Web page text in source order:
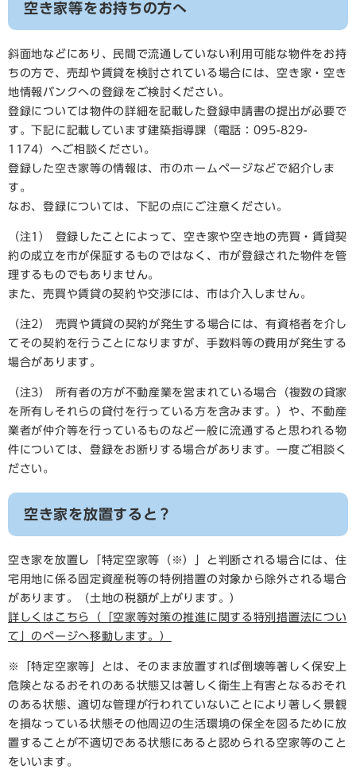
空き家等をお持ちの方へ
斜面地などにあり、民間で流通していない利用可能な物件をお持
ちの方で、売却や賃貸を検討されている場合には、空き家・空き
地情報バンクへの登録をご検討ください。
登録については物件の詳細を記載した登録申請書の提出が必要で
す。下記に記載しています建築指導課（電話：095-829-
1174）へご相談ください。
登録した空き家等の情報は、市のホームページなどで紹介しま
す。
なお、登録については、下記の点にご注意ください。
（注1） 登録したことによって、空き家や空き地の売買・賃貸契
約の成立を市が保証するものではなく、市が登録された物件を管
理するものでもありません。
また、売買や賃貸の契約や交渉には、市は介入しません。
（注2） 売買や賃貸の契約が発生する場合には、有資格者を介し
てその契約を行うことになりますが、手数料等の費用が発生する
場合があります。
（注3） 所有者の方が不動産業を営まれている場合（複数の貸家
を所有しそれらの貸付を行っている方を含みます。）や、不動産
業者が仲介等を行っているものなど一般に流通すると思われる物
件については、登録をお断りする場合があります。一度ご相談く
ださい。
空き家を放置すると？
空き家を放置し「特定空家等（※）」と判断される場合には、住
宅用地に係る固定資産税等の特例措置の対象から除外される場合
があります。（土地の税額が上がります。）
詳しくはこちら（「空家等対策の推進に関する特別措置法につい
て」のページへ移動します。）
※「特定空家等」とは、そのまま放置すれば倒壊等著しく保安上
危険となるおそれのある状態又は著しく衛生上有害となるおそれ
のある状態、適切な管理が行われていないことにより著しく景観
を損なっている状態その他周辺の生活環境の保全を図るために放
置することが不適切である状態にあると認められる空家等のこと
をいいます。